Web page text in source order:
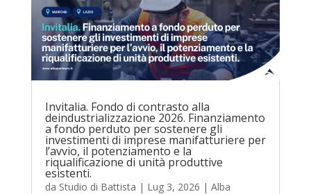
Invitalia. Fondo di contrasto alla
deindustrializzazione 2026. Finanziamento
a fondo perduto per sostenere gli
investimenti di imprese manifatturiere per
l’avvio, il potenziamento e la
riqualificazione di unità produttive
esistenti.
da Studio di Battista | Lug 3, 2026 | Alba